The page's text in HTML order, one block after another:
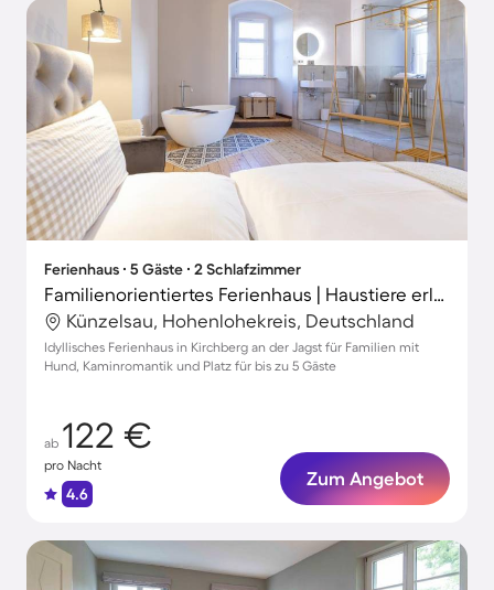
Ferienhaus ∙ 5 Gäste ∙ 2 Schlafzimmer
Familienorientiertes Ferienhaus | Haustiere erlaubt
Künzelsau, Hohenlohekreis, Deutschland
Idyllisches Ferienhaus in Kirchberg an der Jagst für Familien mit
Hund, Kaminromantik und Platz für bis zu 5 Gäste
ab 122 €
pro Nacht
4.6
Zum Angebot